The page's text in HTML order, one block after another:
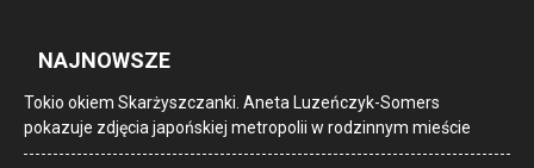
NAJNOWSZE
Tokio okiem Skarżyszczanki. Aneta Luzeńczyk-Somers
pokazuje zdjęcia japońskiej metropolii w rodzinnym mieście